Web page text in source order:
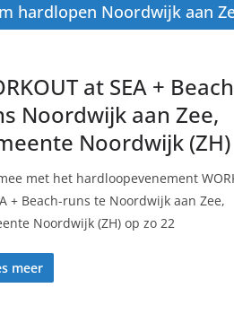
hardlopen Noordwijk aan
at SEA +
Noordwijk aan Zee,
Noordwijk (ZH)
met het hardloopevenement
+ Beach-runs te Noordwijk aan Zee,
Noordwijk (ZH) op zo 22
meer